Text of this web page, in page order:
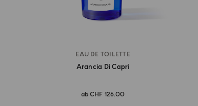
EAU DE TOILETTE
Arancia Di Capri
abCHF 126.00